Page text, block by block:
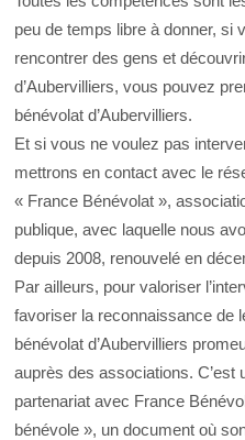
peu de temps libre à donner, si
rencontrer des gens et
d’Aubervilliers, vous pouvez
bénévolat d’Aubervilliers.
Et si vous ne voulez pas
mettrons en contact avec le
« France Bénévolat »,
publique, avec laquelle nous
depuis 2008, renouvelé en
Par ailleurs, pour valoriser
favoriser la reconnaissance de
bénévolat d’Aubervilliers
auprès des associations. C’est
partenariat avec France
bénévole », un document où